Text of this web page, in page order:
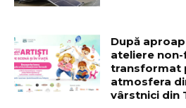
După
ateliere
transformat
atmosfera
vârstnici din